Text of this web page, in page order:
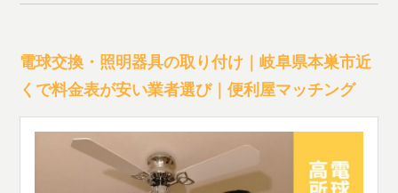
電球交換・照明器具の取り付け｜岐阜県本巣市近
くで料金表が安い業者選び｜便利屋マッチング